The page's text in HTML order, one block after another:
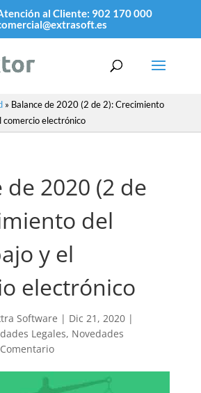
al Cliente: 902 170 000
» Balance de 2020 (2 de 2): Crecimiento
electrónico
de 2020 (2 de
del
y el
electrónico
Software | Dic 21, 2020|
Legales, Novedades